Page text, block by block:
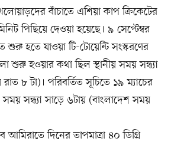
বাঁচাতে এশিয়া কাপ ক্রিকেটের
পিছিয়ে দেওয়া হয়েছে। ৯ সেপ্টেম্বর
হতে যাওয়া টি-টোয়েন্টি সংস্করণের
শুরু হওয়ার কথা ছিল স্থানীয় সময় সন্ধ্যা
৮ টা)। পরিবর্তিত সূচিতে ১৯ ম্যাচের
সময় সন্ধ্যা সাড়ে ৬টায় (বাংলাদেশ সময়
দিনের তাপমাত্রা ৪০ ডিগ্রি